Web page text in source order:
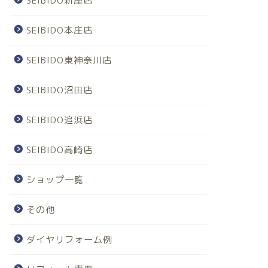
SEIBIDO本庄店
SEIBIDO東神奈川店
SEIBIDO沼田店
SEIBIDO追浜店
SEIBIDO高崎店
ショップ一覧
その他
ダイヤリフォーム例